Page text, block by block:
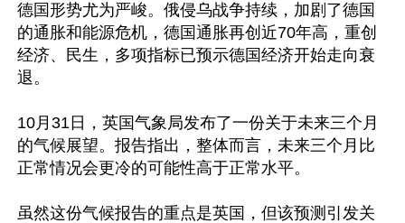
德国形势尤为严峻。俄侵乌战争持续，加剧了德国
的通胀和能源危机，德国通胀再创近70年高，重创
经济、民生，多项指标已预示德国经济开始走向衰
退。
10月31日，英国气象局发布了一份关于未来三个月
的气候展望。报告指出，整体而言，未来三个月比
正常情况会更冷的可能性高于正常水平。
虽然这份气候报告的重点是英国，但该预测引发关